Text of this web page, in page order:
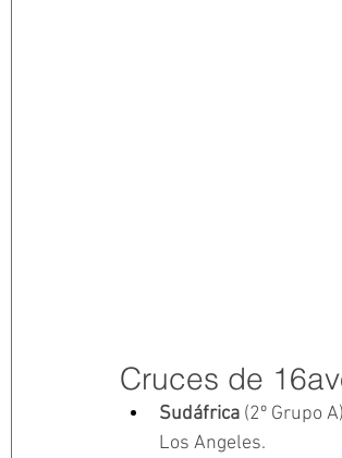
Cruces de
Sudáfrica (2º Grupo
Los Angeles.